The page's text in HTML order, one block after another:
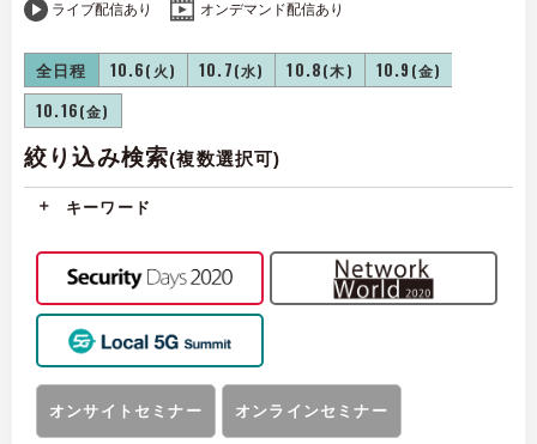
全日程 10.6(火) 10.7(水) 10.8(木) 10.9 (金)
10.16(金)
ライブ配信あり オンデマンド配信あり
絞り込み検索(複数選択可)
キーワード
オンサイトセミナー オンラインセミナー